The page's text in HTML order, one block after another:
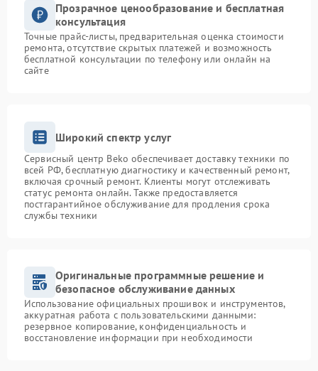
Прозрачное ценообразование и бесплатная
консультация
Точные прайс-листы, предварительная оценка стоимости
ремонта, отсутствие скрытых платежей и возможность
бесплатной консультации по телефону или онлайн на
сайте
Широкий спектр услуг
Сервисный центр Beko обеспечивает доставку техники по
всей РФ, бесплатную диагностику и качественный ремонт,
включая срочный ремонт. Клиенты могут отслеживать
статус ремонта онлайн. Также предоставляется
постгарантийное обслуживание для продления срока
службы техники
Оригинальные программные решение и
безопасное обслуживание данных
Использование официальных прошивок и инструментов,
аккуратная работа с пользовательскими данными:
резервное копирование, конфиденциальность и
восстановление информации при необходимости